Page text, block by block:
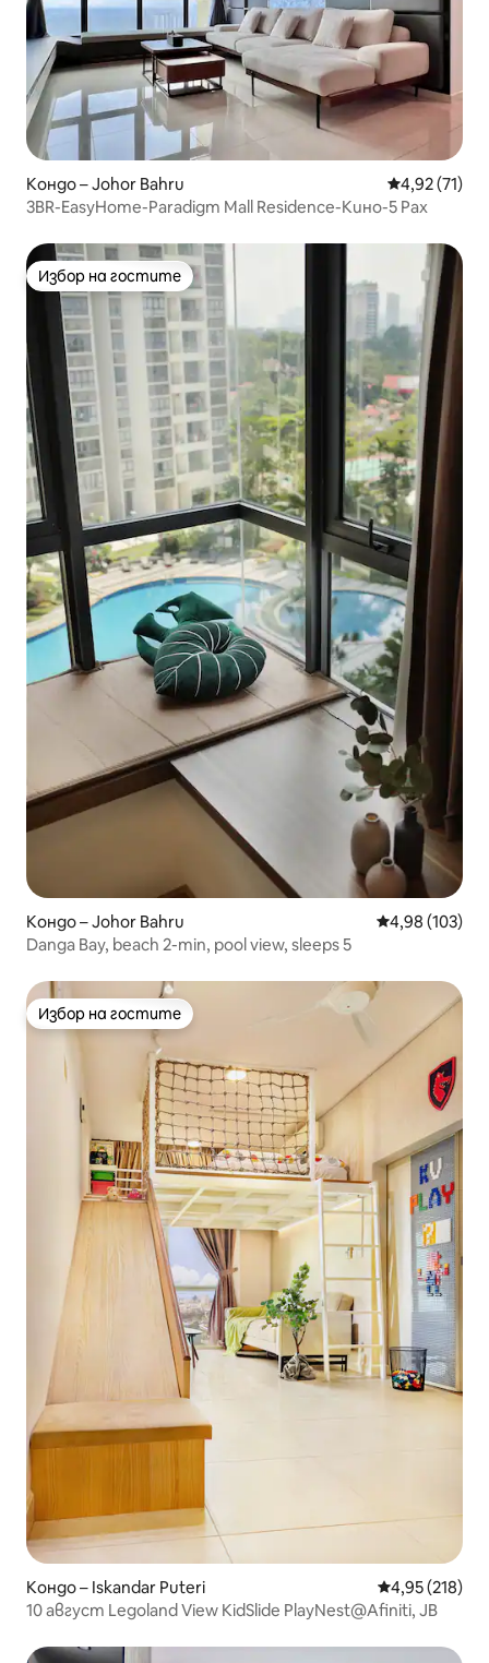
Кондо – Johor Bahru Средна
4,92 (71)
3BR-EasyHome-Paradigm Mall Residence-Кино-5 Pax
Избор на гостите
Избор на гостите
Кондо – Johor Bahru Средна
4,98 (103)
Danga Bay, beach 2-min, pool view, sleeps 5
Избор на гостите
Избор на гостите
Кондо – Iskandar Puteri Средна
4,95 (218)
10 август Legoland View KidSlide PlayNest@Afiniti, JB